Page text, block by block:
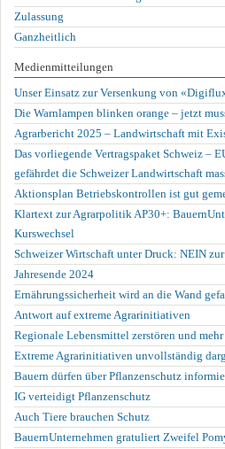
Zulassung
Ganzheitlich
Medienmitteilungen
Unser Einsatz zur Versenkung von
Die Warnlampen blinken orange – jetzt
Agrarbericht 2025 – Landwirtschaft mit
Das vorliegende Vertragspaket Schweiz –
gefährdet die Schweizer Landwirtschaft
Aktionsplan Betriebskontrollen ist gut
Klartext zur Agrarpolitik AP30+:
Kurswechsel
Schweizer Wirtschaft unter Druck: NEIN
Jahresende 2024
Ernährungssicherheit wird an die Wand
Antwort auf extreme Agrarinitiativen
Regionale Lebensmittel zerstören und
Extreme Agrarinitiativen unvollständig
Bauern dürfen über Pflanzenschutz
IG verteidigt Pflanzenschutz
Auch Tiere brauchen Schutz
BauernUnternehmen gratuliert Zweifel